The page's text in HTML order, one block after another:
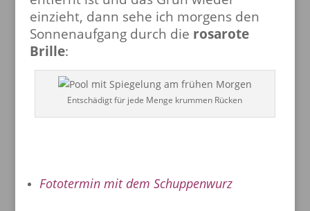
einzieht, dann sehe ich morgens den
Sonnenaufgang durch die rosarote
Brille:
Entschädigt für jede Menge krummen Rücken
Fototermin mit dem Schuppenwurz